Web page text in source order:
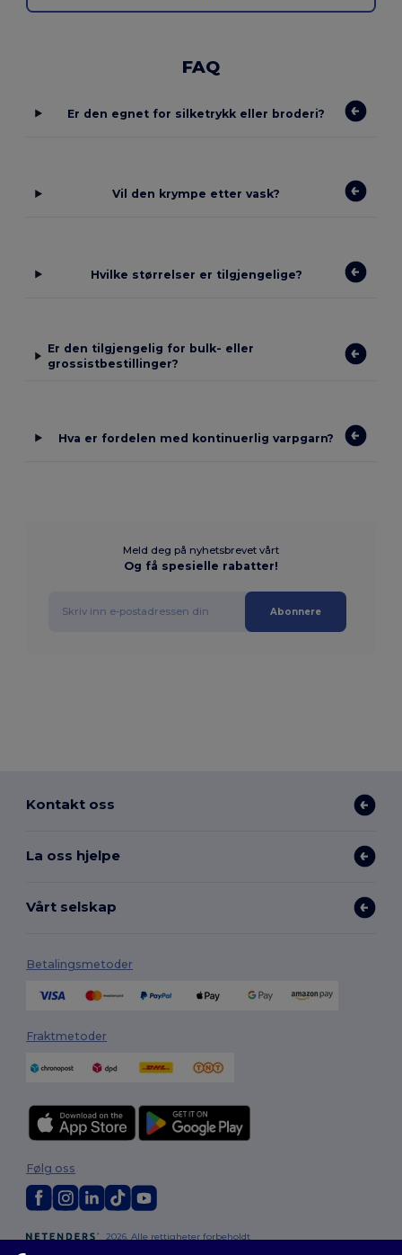
FAQ
Er den egnet for silketrykk eller broderi?
Vil den krympe etter vask?
Hvilke størrelser er tilgjengelige?
Er den tilgjengelig for bulk- eller
grossistbestillinger?
Hva er fordelen med kontinuerlig varpgarn?
Meld deg på nyhetsbrevet vårt
Og få spesielle rabatter!
Abonnere
Kontakt oss
La oss hjelpe
Vårt selskap
Betalingsmetoder
Fraktmetoder
2026. Alle rettigheter forbeholdt
Følg oss